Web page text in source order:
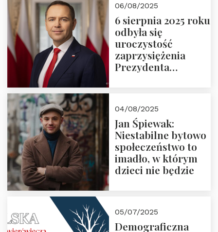
06/08/2025
6 sierpnia 2025 roku
odbyła się
uroczystość
zaprzysiężenia
Prezydenta
Nawrockiego
04/08/2025
Jan Śpiewak:
Niestabilne bytowo
społeczeństwo to
imadło, w którym
dzieci nie będzie
05/07/2025
Demograficzna